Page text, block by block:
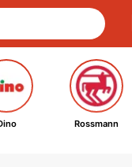
Rossmann